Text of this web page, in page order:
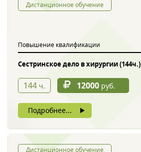
Дистанционное обучение
Повышение квалификации
Сестринское дело в хирургии (144ч.)
144 ч. 12000 руб.
Подробнее...
Дистанционное обучение